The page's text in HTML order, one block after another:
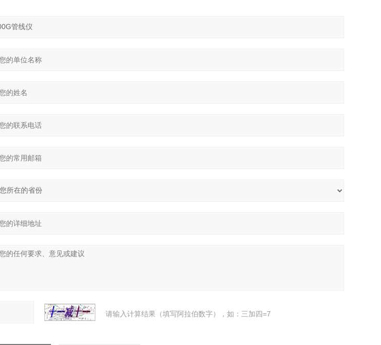
请输入计算结果（填写阿拉伯数字），如：三加四=7